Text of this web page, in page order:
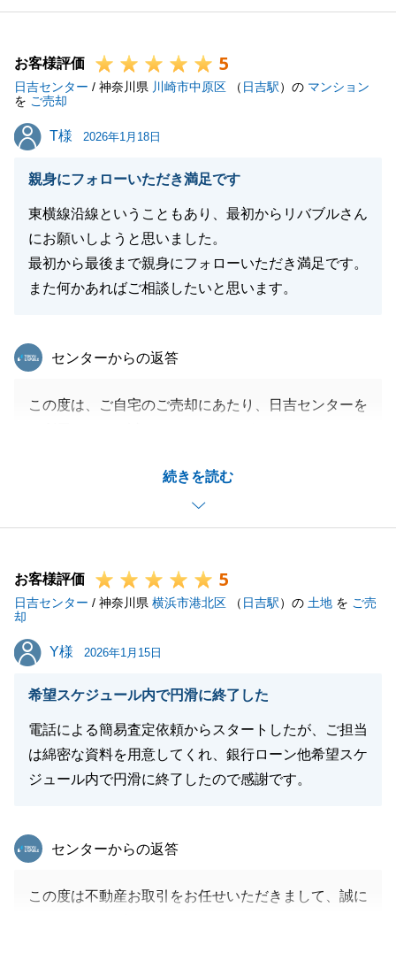
した。
お客様評価 5
日吉センター / 神奈川県 川崎市中原区 （ 日吉駅）の マンション
を ご売却
T様
T様 2026年1月18日
親身にフォローいただき満足です
東横線沿線ということもあり、最初からリバブルさん
にお願いしようと思いました。
最初から最後まで親身にフォローいただき満足です。
また何かあればご相談したいと思います。
続きを読む
東急リバブル
センターからの返答
この度は、ご自宅のご売却にあたり、日吉センターを
応、書類のご準備など、ご協力いただいたこと重ねて
今後ともお困りのことがございましたら、お気軽にご
お客様評価 5
日吉センター / 神奈川県 横浜市港北区 （ 日吉駅）の 土地 を ご売
却
Y様
Y様 2026年1月15日
希望スケジュール内で円滑に終了した
電話による簡易査定依頼からスタートしたが、ご担当
は綿密な資料を用意してくれ、銀行ローン他希望スケ
ジュール内で円滑に終了したので感謝です。
東急リバブル
センターからの返答
この度は不動産お取引をお任せいただきまして、誠に